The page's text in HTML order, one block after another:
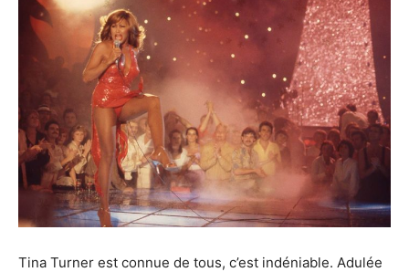
Tina Turner est connue de tous, c’est indéniable. Adulée